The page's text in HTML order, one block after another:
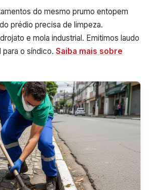
do mesmo prumo entopem
prédio precisa de limpeza.
e mola industrial. Emitimos laudo
o síndico. Saiba mais sobre